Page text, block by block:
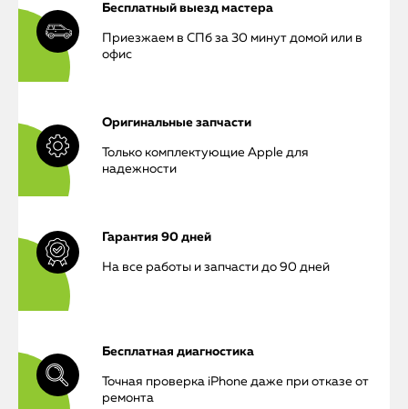
Бесплатный выезд мастера
Приезжаем в СПб за 30 минут домой или в
офис
Оригинальные запчасти
Только комплектующие Apple для
надежности
Гарантия 90 дней
На все работы и запчасти до 90 дней
Бесплатная диагностика
Точная проверка iPhone даже при отказе от
ремонта